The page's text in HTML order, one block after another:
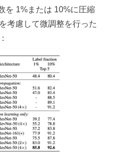
を 1%または 10%に圧縮
考慮して微調整を行った